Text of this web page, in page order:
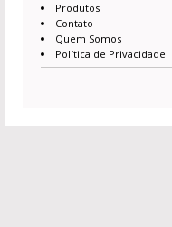
Produtos
Contato
Quem Somos
Política de Privacidade